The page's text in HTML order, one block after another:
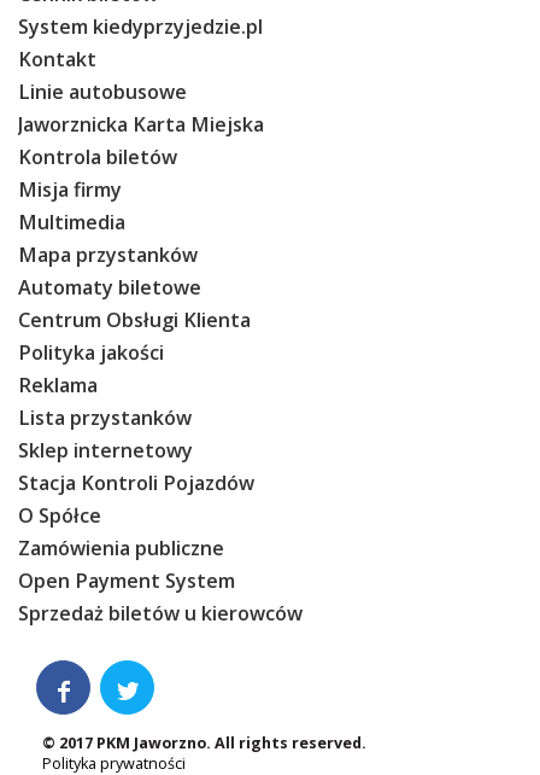
System kiedyprzyjedzie.pl
Kontakt
Linie autobusowe
Jaworznicka Karta Miejska
Kontrola biletów
Misja firmy
Multimedia
Mapa przystanków
Automaty biletowe
Centrum Obsługi Klienta
Polityka jakości
Reklama
Lista przystanków
Sklep internetowy
Stacja Kontroli Pojazdów
O Spółce
Zamówienia publiczne
Open Payment System
Sprzedaż biletów u kierowców
 
© 2017 PKM Jaworzno. All rights reserved.
Polityka prywatności